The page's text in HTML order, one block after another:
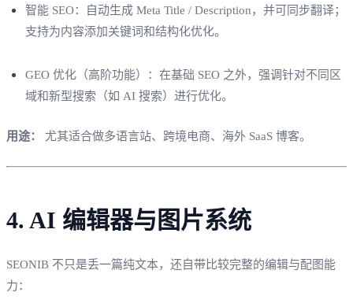
智能 SEO：自动生成 Meta Title / Description，并可同步翻译；
支持为内容添加关键词和结构化优化。
GEO 优化（高阶功能）：在基础 SEO 之外，强调针对不同区
域和新型搜索（如 AI 搜索）进行优化。
用途： 尤其适合做多语言站、跨境电商、海外 SaaS 博客。
4. AI 编辑器与图片系统
SEONIB 不只是丢一篇纯文本，还自带比较完整的编辑与配图能
力：